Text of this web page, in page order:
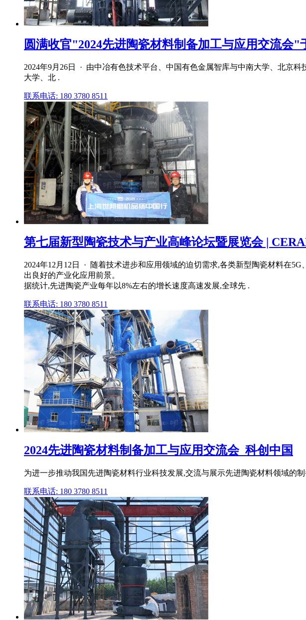
圆满收官"2024先进陶瓷材料制备加工与应用交流会"
2024年9月26日 · 由中冶有色技术平台、中国有色金属智库与中南大学、北京
大学、北 .
联系电话: 180 3780 8511
第七届新型陶瓷技术与产业高峰论坛暨展览会 |
2024年12月12日 · 随着技术进步和应用领域的迫切需求,各类新型陶瓷材料在
出良好的产业化应用前景。
据统计,先进陶瓷产业每年以8%左右的增长速度高速发展,全球先 .
联系电话: 180 3780 8511
2024先进陶瓷材料制备加工与应用交流会_科创中国
为进一步推动我国先进陶瓷材料行业科技发展,交流与展示先进陶瓷材料领域的
联系电话: 180 3780 8511